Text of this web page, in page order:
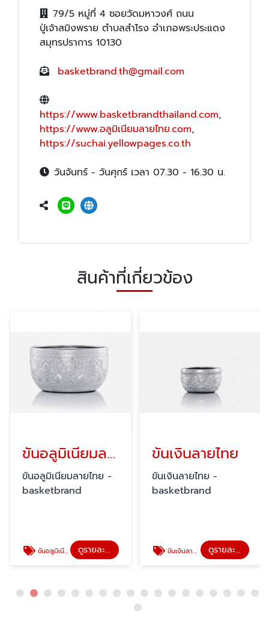
79/5 หมู่ที่ 4 ซอยวัดมหาวงศ์ ถนน
ปู่เจ้าสมิงพราย ตำบลสำโรง อำเภอพระประแดง
สมุทรปราการ 10130
basketbrand.th@gmail.com
https://www.basketbrandthailand.com,
https://www.อลูมิเนียมลายไทย.com,
https://suchai.yellowpages.co.th
วันจันทร์ - วันศุกร์ เวลา 07.30 - 16.30 น.
สินค้าที่เกี่ยวข้อง
ขันอลูมิเนียมลายไทย
ขันอลูมิเนียมลายไทย -
basketbrand
ขันอลูมิเนียมลายไทย ดูรายละเอียด
ขันเงินลายไทย
ขันเงินลายไทย -
basketbrand
ขันเงินลายไทย ดูรายละเอียด